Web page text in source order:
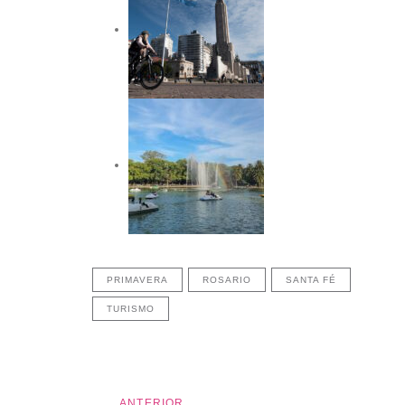
PRIMAVERA ROSARIO SANTA FÉ
TURISMO